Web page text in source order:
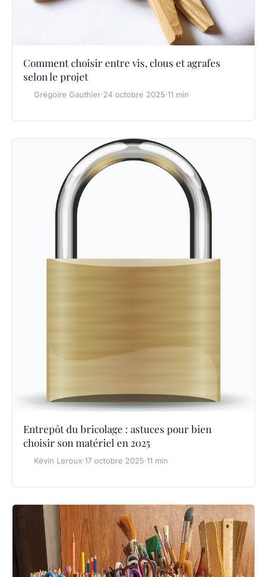
Comment choisir entre vis, clous et agrafes
selon le projet
Grégoire Gauthier·24 octobre 2025·11 min
Entrepôt du bricolage : astuces pour bien
choisir son matériel en 2025
Kévin Leroux·17 octobre 2025·11 min